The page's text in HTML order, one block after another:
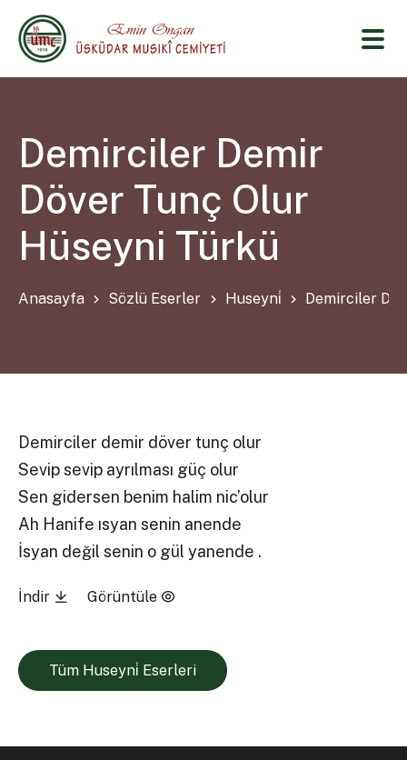
Demirciler Demir
Döver Tunç Olur
Hüseyni Türkü
Anasayfa Sözlü Eserler Huseyni̇ Demirciler
Demirciler demir döver tunç olur
Sevip sevip ayrılması güç olur
Sen gidersen benim halim nic’olur
Ah Hanife ısyan senin anende
İsyan değil senin o gül yanende .
İndir Görüntüle
Tüm Huseyni̇ Eserleri